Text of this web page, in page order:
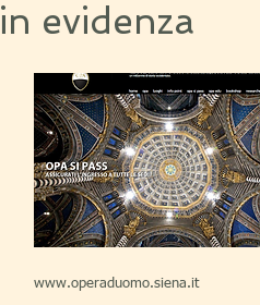
in evidenza
www.operaduomo.siena.it